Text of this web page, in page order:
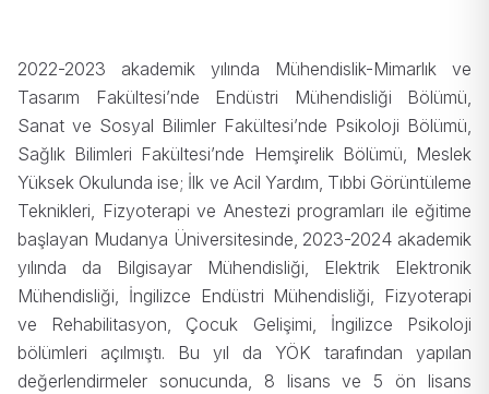
2022-2023 akademik yılında Mühendislik-Mimarlık ve
Tasarım Fakültesi’nde Endüstri Mühendisliği Bölümü,
Sanat ve Sosyal Bilimler Fakültesi’nde Psikoloji Bölümü,
Sağlık Bilimleri Fakültesi’nde Hemşirelik Bölümü, Meslek
Yüksek Okulunda ise; İlk ve Acil Yardım, Tıbbi Görüntüleme
Teknikleri, Fizyoterapi ve Anestezi programları ile eğitime
başlayan Mudanya Üniversitesinde, 2023-2024 akademik
yılında da Bilgisayar Mühendisliği, Elektrik Elektronik
Mühendisliği, İngilizce Endüstri Mühendisliği, Fizyoterapi
ve Rehabilitasyon, Çocuk Gelişimi, İngilizce Psikoloji
bölümleri açılmıştı. Bu yıl da YÖK tarafından yapılan
değerlendirmeler sonucunda, 8 lisans ve 5 ön lisans